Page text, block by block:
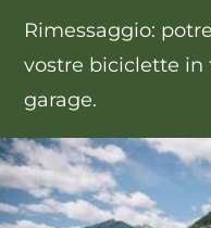
Rimessaggio:
vostre biciclette in
garage.